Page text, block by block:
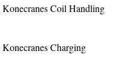
Konecranes Coil Handling
Konecranes Charging